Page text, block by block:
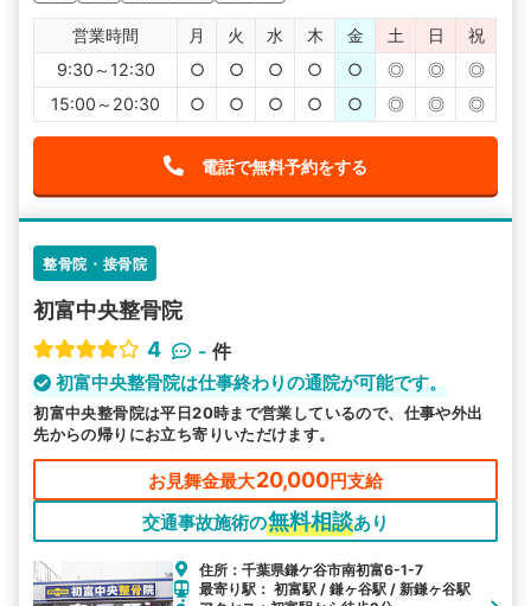
営業時間 月 火 水 木 金 土 日
祝
9:30～12:30
○ ○ ○ ○ ○ ◎ ◎
◎
15:00～20:30
○ ○ ○ ○ ○ ◎ ◎ ◎
電話で無料予約をする
整骨院・接骨院
初富中央整骨院
4
- 件
初富中央整骨院は仕事終わりの通院が可能です。
初富中央整骨院は平日20時まで営業しているので、仕事や外出
先からの帰りにお立ち寄りいただけます。
お見舞金最大20,000円支給
交通事故施術の無料相談あり
住所：千葉県鎌ケ谷市南初富6-1-7
最寄り駅： 初富駅 / 鎌ヶ谷駅 / 新鎌ヶ谷駅